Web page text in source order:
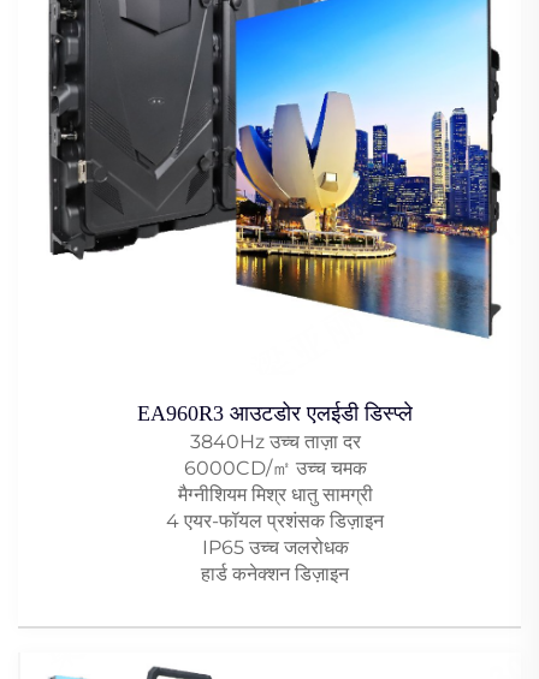
EA960R3 आउटडोर एलईडी डिस्प्ले
3840Hz उच्च ताज़ा दर
6000CD/㎡ उच्च चमक
मैग्नीशियम मिश्र धातु सामग्री
4 एयर-फॉयल प्रशंसक डिज़ाइन
IP65 उच्च जलरोधक
हार्ड कनेक्शन डिज़ाइन